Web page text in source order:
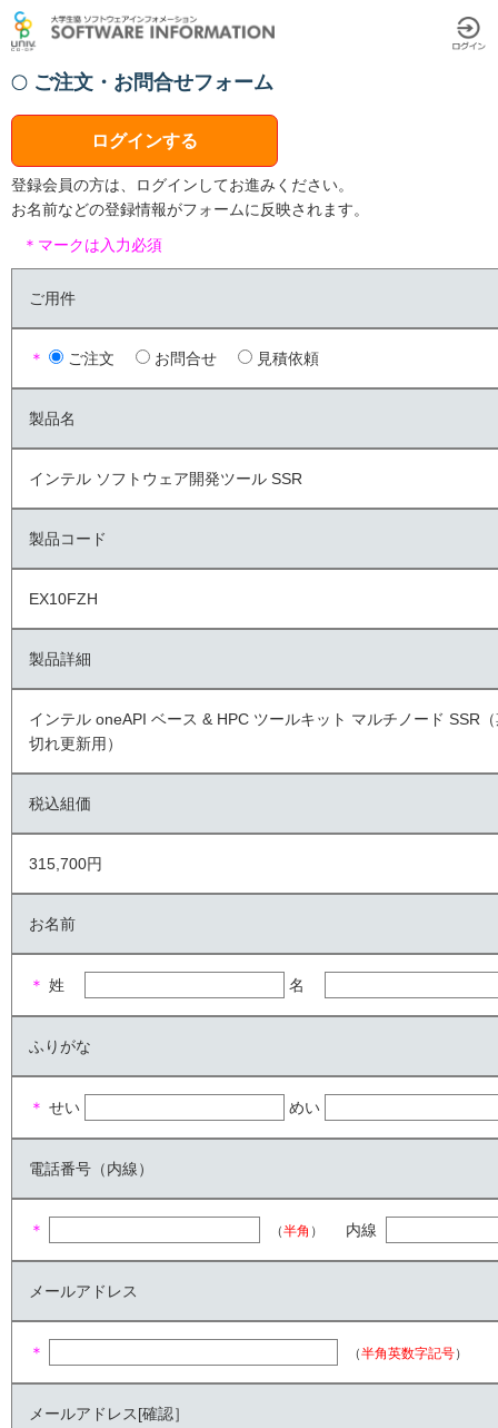
ご注文・お問合せフォーム
ログインする
登録会員の方は、ログインしてお進みください。
お名前などの登録情報がフォームに反映されます。
＊マークは入力必須
ご用件
＊ ご注文 お問合せ 見積依頼
製品名
インテル ソフトウェア開発ツール SSR
製品コード
EX10FZH
製品詳細
インテル oneAPI ベース & HPC ツールキット マルチノード SSR
切れ更新用）
税込組価
315,700円
お名前
＊ 姓 名
ふりがな
＊ せい めい
電話番号（内線）
＊ （半角 ） 内線
メールアドレス
＊ （半角英数字記号）
メールアドレス[確認］